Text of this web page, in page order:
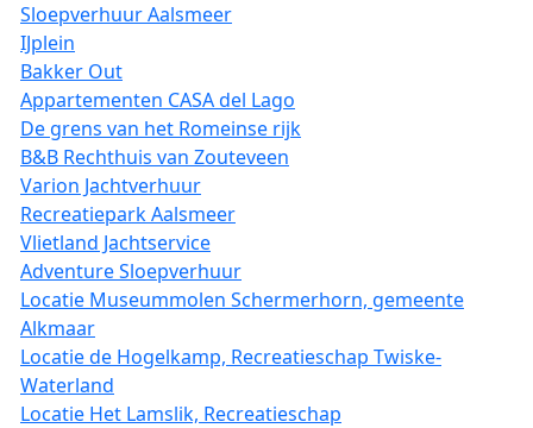
Sloepverhuur Aalsmeer
IJplein
Bakker Out
Appartementen CASA del Lago
De grens van het Romeinse rijk
B&B Rechthuis van Zouteveen
Varion Jachtverhuur
Recreatiepark Aalsmeer
Vlietland Jachtservice
Adventure Sloepverhuur
Locatie Museummolen Schermerhorn, gemeente
Alkmaar
Locatie de Hogelkamp, Recreatieschap Twiske-
Waterland
Locatie Het Lamslik, Recreatieschap